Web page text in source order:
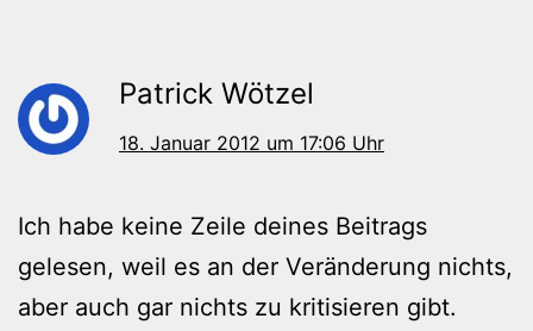
Patrick Wötzel
18. Januar 2012 um 17:06 Uhr
Ich habe keine Zeile deines Beitrags
gelesen, weil es an der Veränderung nichts,
aber auch gar nichts zu kritisieren gibt.